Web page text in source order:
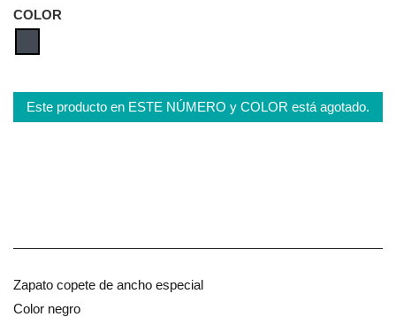
COLOR
Este producto en ESTE NÚMERO y COLOR está agotado.
Zapato copete de ancho especial
Color negro